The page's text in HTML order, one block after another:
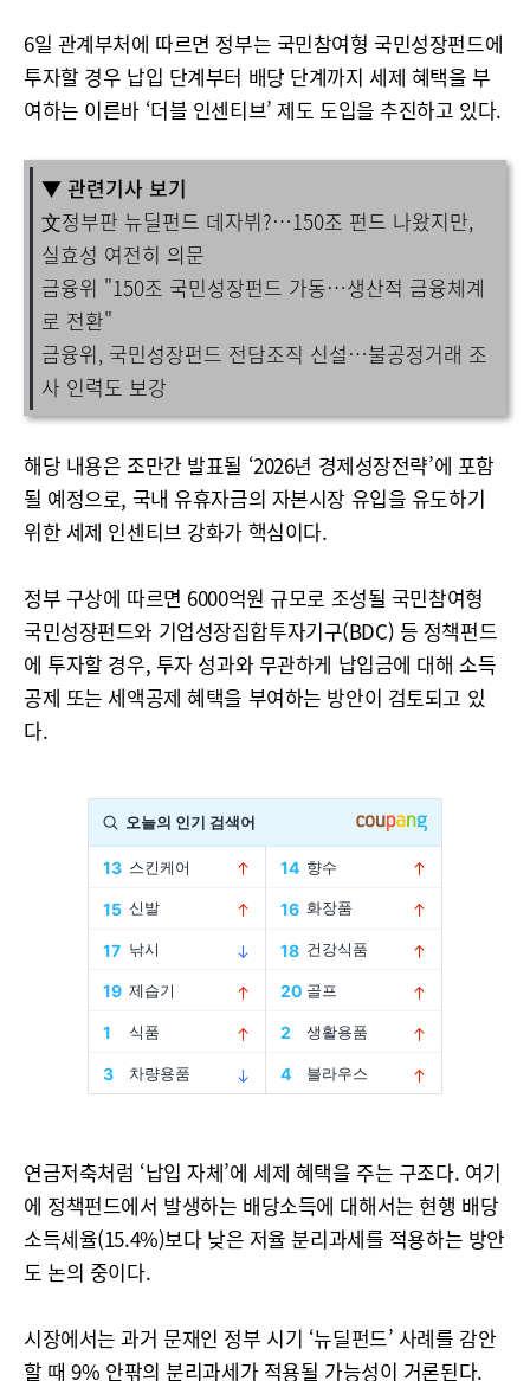
6일 관계부처에 따르면 정부는 국민참여형 국민성장펀드에
투자할 경우 납입 단계부터 배당 단계까지 세제 혜택을 부
여하는 이른바 ‘더블 인센티브’ 제도 도입을 추진하고 있다.
▼ 관련기사 보기
文정부판 뉴딜펀드 데자뷔?…150조 펀드 나왔지만,
실효성 여전히 의문
금융위 "150조 국민성장펀드 가동…생산적 금융체계
로 전환"
금융위, 국민성장펀드 전담조직 신설…불공정거래 조
사 인력도 보강
해당 내용은 조만간 발표될 ‘2026년 경제성장전략’에 포함
될 예정으로, 국내 유휴자금의 자본시장 유입을 유도하기
위한 세제 인센티브 강화가 핵심이다.
정부 구상에 따르면 6000억원 규모로 조성될 국민참여형
국민성장펀드와 기업성장집합투자기구(BDC) 등 정책펀드
에 투자할 경우, 투자 성과와 무관하게 납입금에 대해 소득
공제 또는 세액공제 혜택을 부여하는 방안이 검토되고 있
다.
연금저축처럼 ‘납입 자체’에 세제 혜택을 주는 구조다. 여기
에 정책펀드에서 발생하는 배당소득에 대해서는 현행 배당
소득세율(15.4%)보다 낮은 저율 분리과세를 적용하는 방안
도 논의 중이다.
시장에서는 과거 문재인 정부 시기 ‘뉴딜펀드’ 사례를 감안
할 때 9% 안팎의 분리과세가 적용될 가능성이 거론된다.